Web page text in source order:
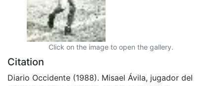
Click on the image to open the gallery.
Citation
Diario Occidente (1988). Misael Ávila, jugador del